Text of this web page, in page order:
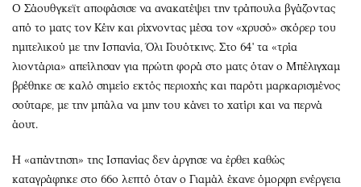
Ο Σάουθγκεϊτ αποφάσισε να ανακατέψει την τράπουλα βγάζοντας
από το ματς τον Κέιν και ρίχνοντας μέσα τον «χρυσό» σκόρερ του
ημιτελικού με την Ισπανία, Όλι Γουότκινς. Στο 64' τα «τρία
λιοντάρια» απείλησαν για πρώτη φορά στο ματς όταν ο Μπέλιγχαμ
βρέθηκε σε καλό σημείο εκτός περιοχής και παρότι μαρκαρισμένος
σούταρε, με την μπάλα να μην του κάνει το χατίρι και να περνά
άουτ.
Η «απάντηση» της Ισπανίας δεν άργησε να έρθει καθώς
καταγράφηκε στο 66ο λεπτό όταν ο Γιαμάλ έκανε όμορφη ενέργεια